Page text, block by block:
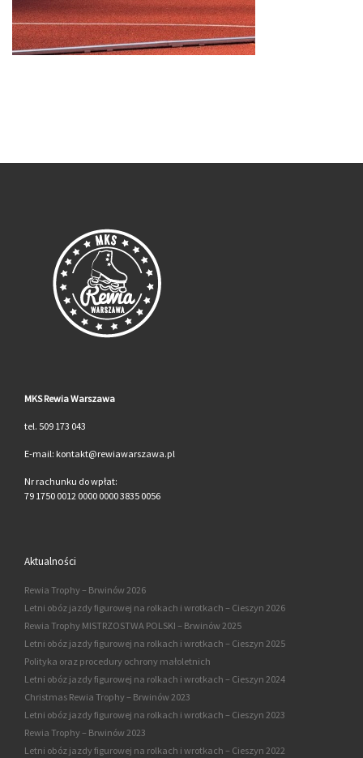
MKS Rewia Warszawa
tel. 509 173 043
E-mail: kontakt@rewiawarszawa.pl
Nr rachunku do wpłat:
79 1750 0012 0000 0000 3835 0056
Aktualności
Rewia Trophy – Brwinów 2026
Letni obóz jazdy figurowej na rolkach i wrotkach – Cieszyn 2026
Rewia Trophy MISTRZOSTWA POLSKI – Brwinów 2025
Letni obóz jazdy figurowej na rolkach i wrotkach – Cieszyn 2025
Polityka oraz procedury ochrony małoletnich
Letni obóz jazdy figurowej na rolkach i wrotkach – Cieszyn 2024
Christmas Rewia Trophy – Brwinów 2023
Letni obóz jazdy figurowej na rolkach i wrotkach – Cieszyn 2023
Rewia Trophy – Brwinów 2023
Letni obóz jazdy figurowej na rolkach i wrotkach – Cieszyn 2022